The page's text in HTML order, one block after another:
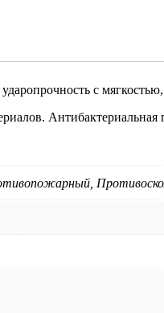
с